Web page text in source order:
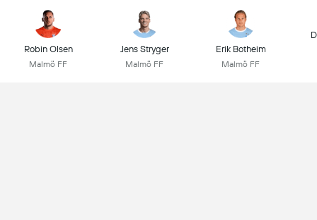
Robin Olsen
Malmö FF
Jens Stryger
Malmö FF
Erik Botheim
Malmö FF